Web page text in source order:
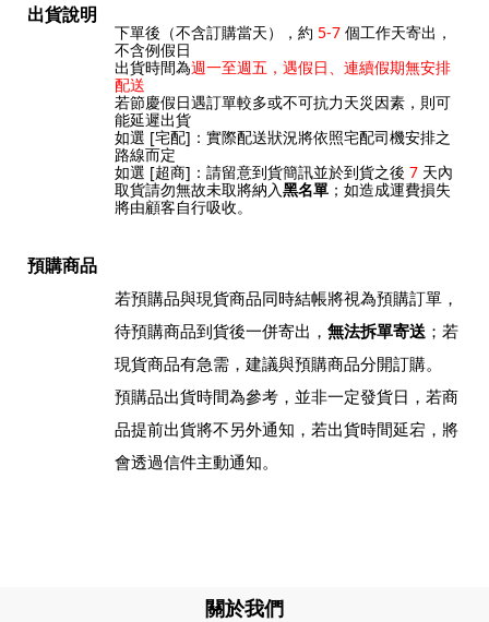
出貨說明
下單後（不含訂購當天），約 5-7 個工作天寄出，
不含例假日
出貨時間為週一至週五，遇假日、連續假期無安排
配送
若節慶假日遇訂單較多或不可抗力天災因素，則可
能延遲出貨
如選 [宅配]：實際配送狀況將依照宅配司機安排之
路線而定
如選 [超商]：請留意到貨簡訊並於到貨之後 7 天內
取貨請勿無故未取將納入黑名單 ；如造成運費損失
將由顧客自行吸收。
預購商品
若預購品與現貨商品同時結帳將視為預購訂單，
待預購商品到貨後一併寄出， 無法拆單寄送 ； 若
現貨商品有急需，建議與預購商品分開訂購。
預購品出貨時間為參考，並非一定發貨日，若商
品提前出貨將不另外通知，若出貨時間延宕，將
會透過信件主動通知。
關於我們